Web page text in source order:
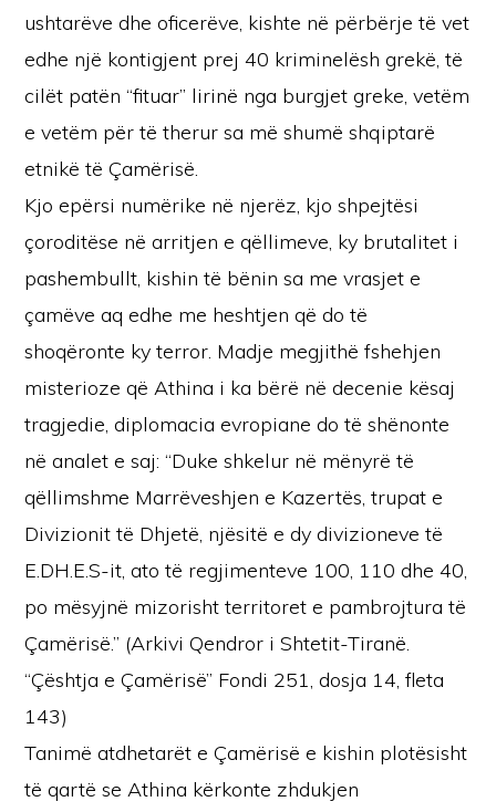
ushtarëve dhe oficerëve, kishte në përbërje të vet
edhe një kontigjent prej 40 kriminelësh grekë, të
cilët patën “fituar” lirinë nga burgjet greke, vetëm
e vetëm për të therur sa më shumë shqiptarë
etnikë të Çamërisë.
Kjo epërsi numërike në njerëz, kjo shpejtësi
çoroditëse në arritjen e qëllimeve, ky brutalitet i
pashembullt, kishin të bënin sa me vrasjet e
çamëve aq edhe me heshtjen që do të
shoqëronte ky terror. Madje megjithë fshehjen
misterioze që Athina i ka bërë në decenie kësaj
tragjedie, diplomacia evropiane do të shënonte
në analet e saj: “Duke shkelur në mënyrë të
qëllimshme Marrëveshjen e Kazertës, trupat e
Divizionit të Dhjetë, njësitë e dy divizioneve të
E.DH.E.S-it, ato të regjimenteve 100, 110 dhe 40,
po mësyjnë mizorisht territoret e pambrojtura të
Çamërisë.” (Arkivi Qendror i Shtetit-Tiranë.
“Çështja e Çamërisë” Fondi 251, dosja 14, fleta
143)
Tanimë atdhetarët e Çamërisë e kishin plotësisht
të qartë se Athina kërkonte zhdukjen